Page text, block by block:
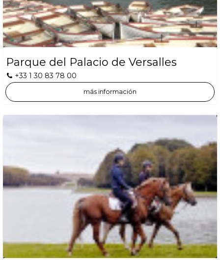
Parque del Palacio de Versalles
+33 1 30 83 78 00
más información